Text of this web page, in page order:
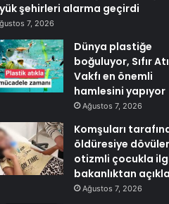
şehirleri alarma geçirdi
7, 2026
Dünya plastiğe
boğuluyor, Sıfır
Vakfı en önemli
hamlesini yapıyor
Ağustos 7, 2026
Komşuları
öldüresiye
otizmli çocukla
bakanlıktan
Ağustos 7, 2026